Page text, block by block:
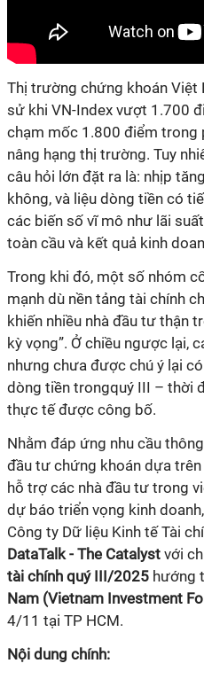
Thị trường chứng khoán Việt
sử khi VN-Index vượt 1.700
chạm mốc 1.800 điểm
nâng hạng thị trường. Tuy
câu hỏi lớn đặt ra là: nhịp
không, và liệu dòng tiền có
các biến số vĩ mô như lãi
toàn cầu và kết quả kinh
Trong khi đó, một số nhóm
mạnh dù nền tảng tài chính
khiến nhiều nhà đầu tư thận
kỳ vọng”. Ở chiều ngược lại,
nhưng chưa được chú ý lại
dòng tiền trongquý III – thời
thực tế được công bố.
Nhằm đáp ứng nhu cầu
đầu tư chứng khoán dựa
hỗ trợ các nhà đầu tư trong
dự báo triển vọng kinh
Công ty Dữ liệu Kinh tế Tài
DataTalk - The Catalyst với
tài chính quý III/2025 hướng
Nam (Vietnam Investment
4/11 tại TP HCM.
Nội dung chính: